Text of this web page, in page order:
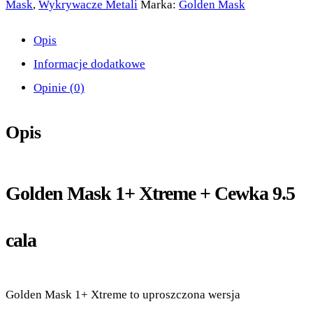
Mask
Mask, Wykrywacze Metali Marka: Golden Mask
Opis
Informacje dodatkowe
Opinie (0)
Opis
Golden Mask 1+ Xtreme + Cewka 9.5
cala
Golden Mask 1+ Xtreme to uproszczona wersja